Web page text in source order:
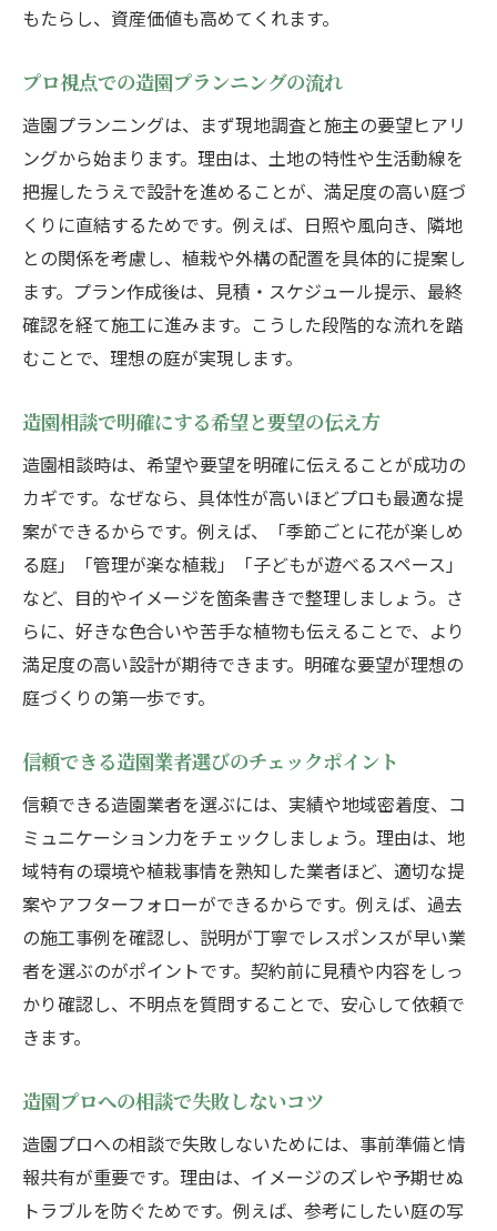
もたらし、資産価値も高めてくれます。
プロ視点での造園プランニングの流れ
造園プランニングは、まず現地調査と施主の要望ヒアリ
ングから始まります。理由は、土地の特性や生活動線を
把握したうえで設計を進めることが、満足度の高い庭づ
くりに直結するためです。例えば、日照や風向き、隣地
との関係を考慮し、植栽や外構の配置を具体的に提案し
ます。プラン作成後は、見積・スケジュール提示、最終
確認を経て施工に進みます。こうした段階的な流れを踏
むことで、理想の庭が実現します。
造園相談で明確にする希望と要望の伝え方
造園相談時は、希望や要望を明確に伝えることが成功の
カギです。なぜなら、具体性が高いほどプロも最適な提
案ができるからです。例えば、「季節ごとに花が楽しめ
る庭」「管理が楽な植栽」「子どもが遊べるスペース」
など、目的やイメージを箇条書きで整理しましょう。さ
らに、好きな色合いや苦手な植物も伝えることで、より
満足度の高い設計が期待できます。明確な要望が理想の
庭づくりの第一歩です。
信頼できる造園業者選びのチェックポイント
信頼できる造園業者を選ぶには、実績や地域密着度、コ
ミュニケーション力をチェックしましょう。理由は、地
域特有の環境や植栽事情を熟知した業者ほど、適切な提
案やアフターフォローができるからです。例えば、過去
の施工事例を確認し、説明が丁寧でレスポンスが早い業
者を選ぶのがポイントです。契約前に見積や内容をしっ
かり確認し、不明点を質問することで、安心して依頼で
きます。
造園プロへの相談で失敗しないコツ
造園プロへの相談で失敗しないためには、事前準備と情
報共有が重要です。理由は、イメージのズレや予期せぬ
トラブルを防ぐためです。例えば、参考にしたい庭の写